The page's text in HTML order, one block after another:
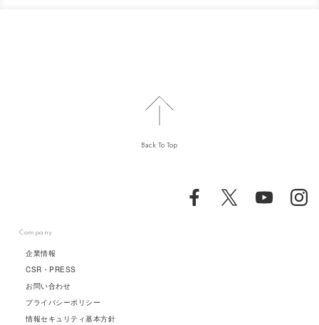
Back To Top
Company
企業情報
CSR・PRESS
お問い合わせ
プライバシーポリシー
情報セキュリティ基本方針